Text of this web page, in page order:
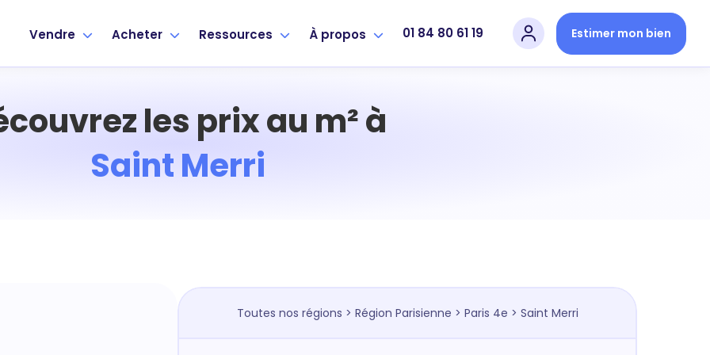
Vendre Acheter Ressources À propos 01 84 80 61 19 Estimer mon bien
les prix au m² à
Saint Merri
Toutes nos régions > Région Parisienne > Paris 4e > Saint Merri